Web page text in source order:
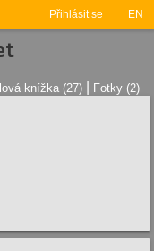
Přihlásit se EN
knížka (27) Fotky (2)